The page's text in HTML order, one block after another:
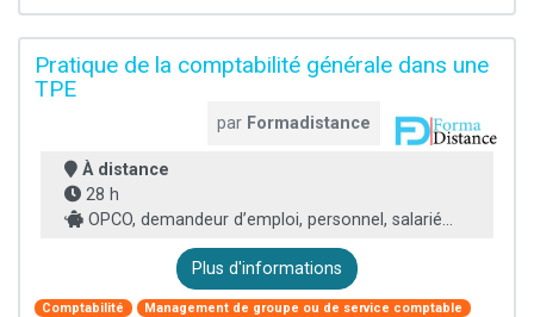
Pratique de la comptabilité générale dans une
TPE
par Formadistance
À distance
28 h
OPCO, demandeur d’emploi, personnel, salarié...
Plus d'informations
Comptabilité
Management de groupe ou de service comptable